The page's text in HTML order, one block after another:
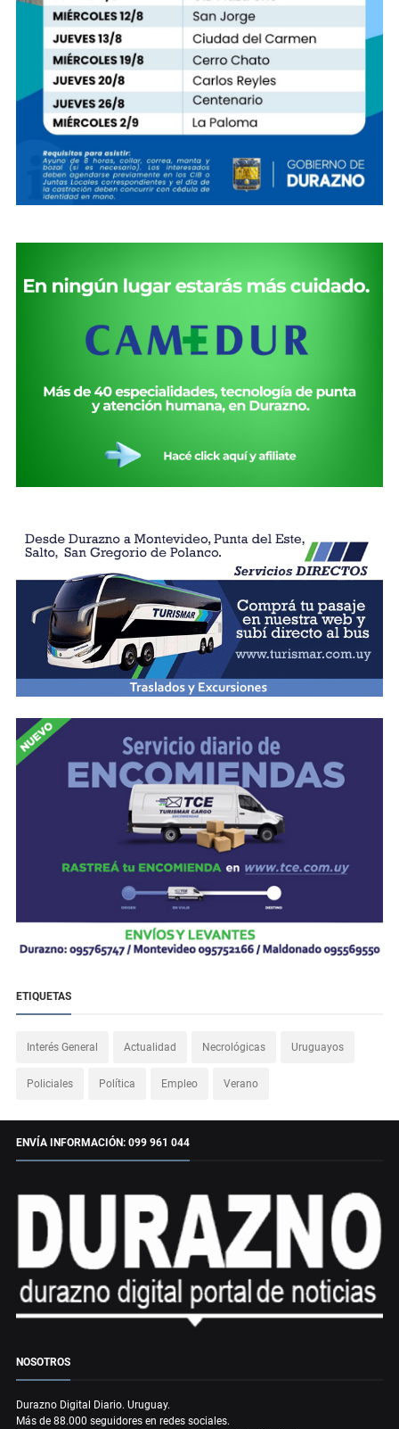
ETIQUETAS
Interés General Actualidad Necrológicas Uruguayos
Policiales Política Empleo Verano
ENVÍA INFORMACIÓN: 099 961 044
NOSOTROS
Durazno Digital Diario. Uruguay.
Más de 88.000 seguidores en redes sociales.